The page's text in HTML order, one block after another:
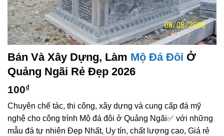
Bán Và Xây Dựng, Làm Mộ Đá Đôi Ở
Quảng Ngãi Rẻ Đẹp 2026
100₫
Chuyên chế tác, thi công, xây dựng và cung cấp đá mỹ
nghệ cho công trình Mộ đá đôi ở Quảng Ngãi✅ với những
mẫu đá tự nhiên Đẹp Nhất, Uy tín, chất lượng cao, Giá rẻ